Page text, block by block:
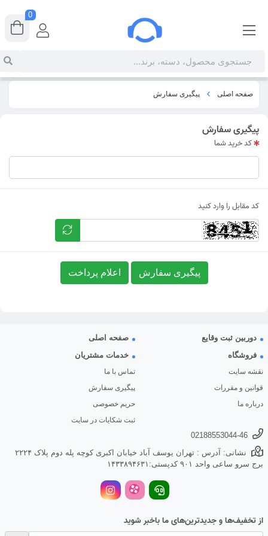
صفحه اصلی پیگیری سفارش
پیگیری سفارش
کد خرید شما
کد مقابل را وارد کنید
پیگیری سفارش اعلام پرداخت
دوربین ثبت وقایع
صفحه اصلی
فروشگاه
نقشه سایت
قوانین و مقررات
درباره ما
خدمات مشتریان
تماس با ما
پیگیری سفارش
حریم خصوصی
ثبت شکایات در سایت
02188553044-46
نشانی: آدرس : تهران یوسف آباد خیابان اکبری کوچه پله دوم پلاک ۲۲۲۴
برج سرو ساعی واحد ۹۰۱ کدپستی:۱۴۳۳۸۹۴۶۳۱
از تخفیف‌ها و جدیدترین‌های ما باخبر شوید
0